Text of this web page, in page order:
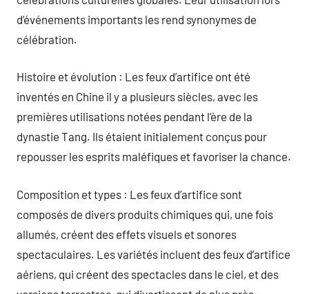
d’événements importants les rend synonymes de
célébration.
Histoire et évolution : Les feux d’artifice ont été
inventés en Chine il y a plusieurs siècles, avec les
premières utilisations notées pendant l’ère de la
dynastie Tang. Ils étaient initialement conçus pour
repousser les esprits maléfiques et favoriser la chance.
Composition et types : Les feux d’artifice sont
composés de divers produits chimiques qui, une fois
allumés, créent des effets visuels et sonores
spectaculaires. Les variétés incluent des feux d’artifice
aériens, qui créent des spectacles dans le ciel, et des